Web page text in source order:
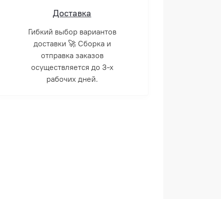
Доставка
Гибкий выбор вариантов
доставки 🚀 Сборка и
отправка заказов
осуществляется до 3-х
рабочих дней.